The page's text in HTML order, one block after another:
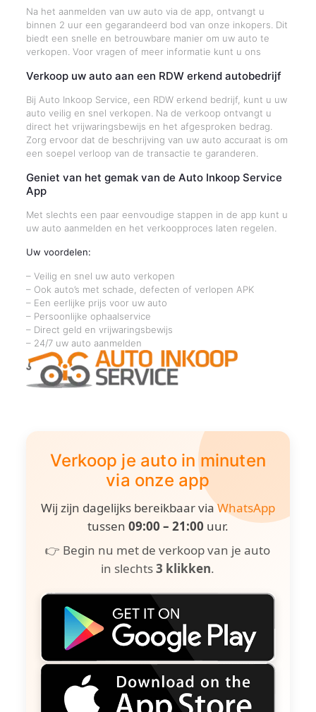
Na het aanmelden van uw auto via de app, ontvangt u
binnen 2 uur een gegarandeerd bod van onze inkopers. Dit
biedt een snelle en betrouwbare manier om uw auto te
verkopen. Voor vragen of meer informatie kunt u ons
Verkoop uw auto aan een RDW erkend autobedrijf
Bij Auto Inkoop Service, een RDW erkend bedrijf, kunt u uw
auto veilig en snel verkopen. Na de verkoop ontvangt u
direct het vrijwaringsbewijs en het afgesproken bedrag.
Zorg ervoor dat de beschrijving van uw auto accuraat is om
een soepel verloop van de transactie te garanderen.
Geniet van het gemak van de Auto Inkoop Service
App
Met slechts een paar eenvoudige stappen in de app kunt u
uw auto aanmelden en het verkoopproces laten regelen.
Uw voordelen:
– Veilig en snel uw auto verkopen
– Ook auto’s met schade, defecten of verlopen APK
– Een eerlijke prijs voor uw auto
– Persoonlijke ophaalservice
– Direct geld en vrijwaringsbewijs
– 24/7 uw auto aanmelden
Verkoop je auto in minuten
via onze app
Wij zijn dagelijks bereikbaar viaWhatsApp
tussen 09:00 – 21:00 uur.
👉 Begin nu met de verkoop van je auto
in slechts3 klikken.